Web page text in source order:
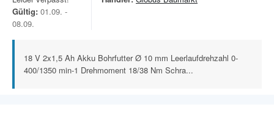
Gültig: 01.09. -
08.09.
18 V 2x1,5 Ah Akku Bohrfutter Ø 10 mm Leerlaufdrehzahl 0-
400/1350 min-1 Drehmoment 18/38 Nm Schra...